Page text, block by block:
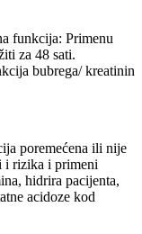
funkcija: Primenu
za 48 sati.
bubrega/ kreatinin
poremećena ili nije
i rizika i primeni
hidrira pacijenta,
acidoze kod